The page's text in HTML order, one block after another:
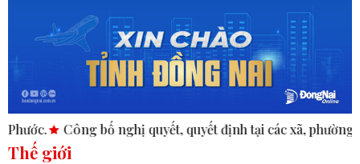
bố nghị quyết, quyết định tại các xã, phường. ASEAN thúc
Thế giới